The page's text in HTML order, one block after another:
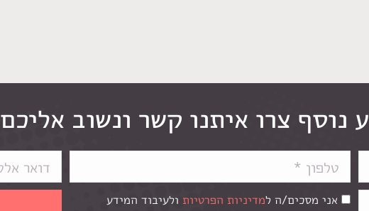
נוסף צרו איתנו קשר ונשוב אליכם
אני מסכים/ה למדיניות הפרטיות ולעיבוד המידע